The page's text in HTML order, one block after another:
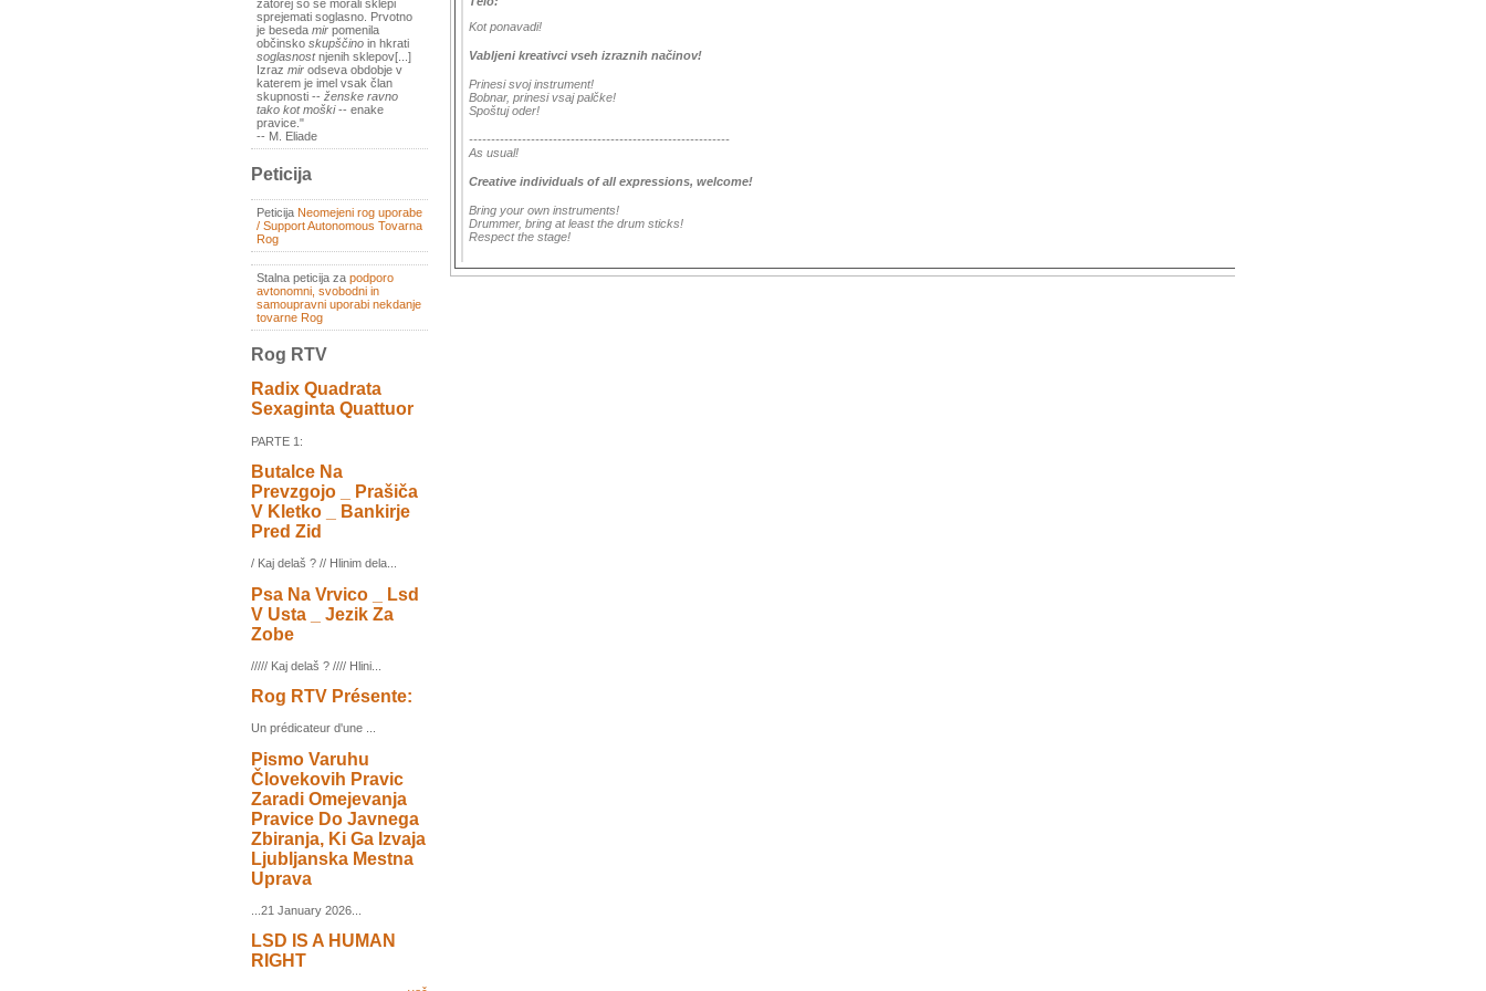
zatorej so se morali sklepi
sprejemati soglasno. Prvotno
je beseda mir pomenila
občinsko skupščino in hkrati
soglasnostnjenih sklepov[...]
Izraz mir odseva obdobje v
katerem je imel vsak član
skupnosti -- ženske ravno
tako kot moški-- enake
pravice."
-- M. Eliade
Peticija
Peticija Neomejeni rog uporabe
/ Support Autonomous Tovarna
Rog
Stalna peticija za podporo
avtonomni, svobodni in
samoupravni uporabi nekdanje
tovarne Rog
Rog RTV
Radix Quadrata
Sexaginta Quattuor
PARTE 1:
Butalce Na
Prevzgojo _ Prašiča
V Kletko _ Bankirje
Pred Zid
/ Kaj delaš ? // Hlinim dela...
Psa Na Vrvico _ Lsd
V Usta _ Jezik Za
Zobe
///// Kaj delaš ? //// Hlini...
Rog RTV Présente:
Un prédicateur d'une ...
Pismo Varuhu
Človekovih Pravic
Zaradi Omejevanja
Pravice Do Javnega
Zbiranja, Ki Ga Izvaja
Ljubljanska Mestna
Uprava
...21 January 2026...
LSD IS A HUMAN
RIGHT
Kot ponavadi!
Vabljeni kreativci vseh izraznih načinov!
Prinesi svoj instrument!
Bobnar, prinesi vsaj palčke!
Spoštuj oder!
-----------------------------------------------------------
As usual!
Creative individuals of all expressions, welcome!
Bring your own instruments!
Drummer, bring at least the drum sticks!
Respect the stage!